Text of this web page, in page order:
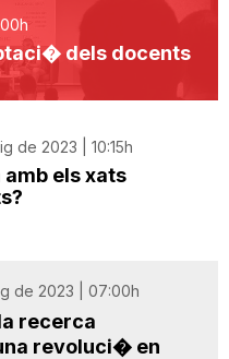
dels docents
de 2023 | 10:15h
amb els xats
de 2023 | 07:00h
recerca
revoluci� en